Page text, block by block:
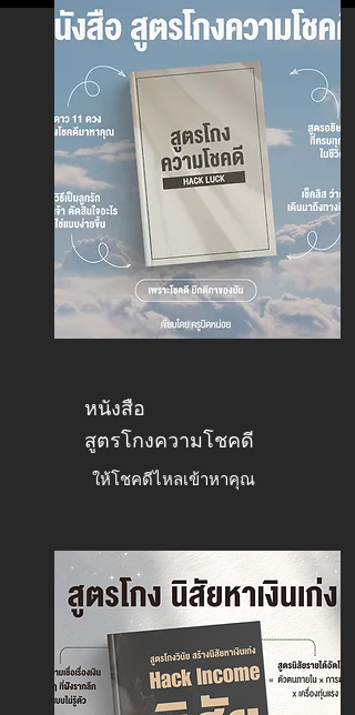
หนังสือ
สูตรโกงความโชคดี
ให้โชคดีไหลเข้าหาคุณ